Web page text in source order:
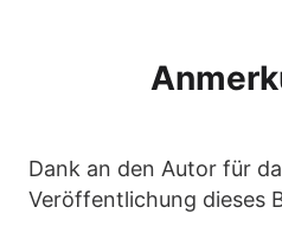
Dank an den Autor für
Veröffentlichung dieses